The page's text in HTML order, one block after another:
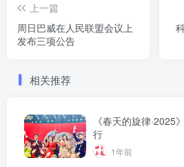
上一篇
周日巴威在人民联盟会议上
发布三项公告
相关推荐
《春天的旋律
行
1年前